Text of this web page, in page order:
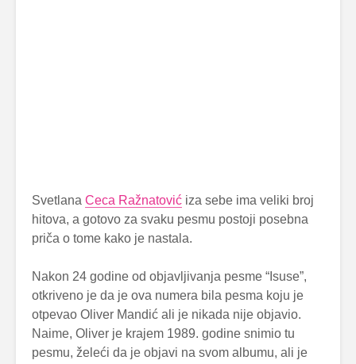
Svetlana Ceca Ražnatović iza sebe ima veliki broj
hitova, a gotovo za svaku pesmu postoji posebna
priča o tome kako je nastala.
Nakon 24 godine od objavljivanja pesme “Isuse”,
otkriveno je da je ova numera bila pesma koju je
otpevao Oliver Mandić ali je nikada nije objavio.
Naime, Oliver je krajem 1989. godine snimio tu
pesmu, želeći da je objavi na svom albumu, ali je